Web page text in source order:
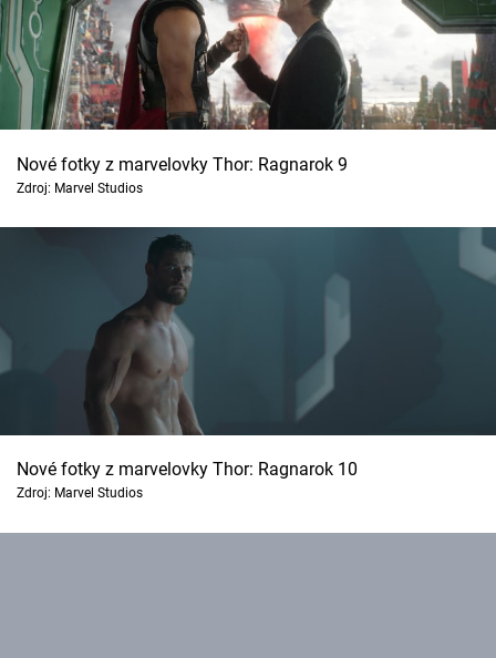
Nové fotky z marvelovky Thor: Ragnarok 9
Zdroj: Marvel Studios
Nové fotky z marvelovky Thor: Ragnarok 10
Zdroj: Marvel Studios